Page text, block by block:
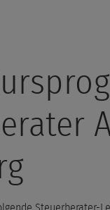
Steuerberater-